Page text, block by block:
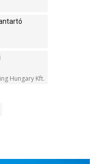
Hungary Kft.